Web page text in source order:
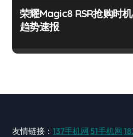
荣耀Magic8 RSR抢购时
趋势速报
友情链接： 137手机网 51手机网